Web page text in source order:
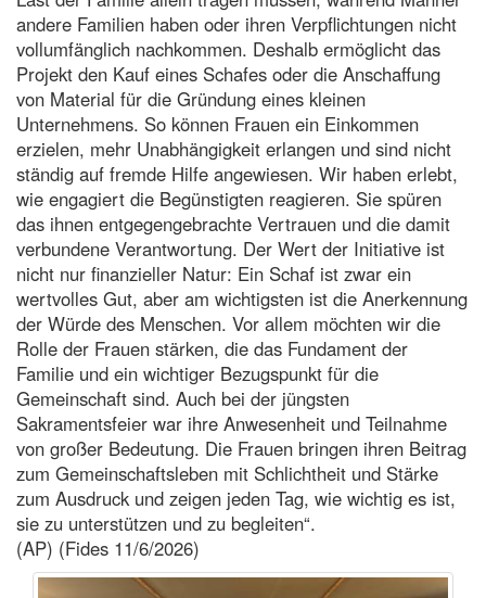
andere Familien haben oder ihren Verpflichtungen nicht
vollumfänglich nachkommen. Deshalb ermöglicht das
Projekt den Kauf eines Schafes oder die Anschaffung
von Material für die Gründung eines kleinen
Unternehmens. So können Frauen ein Einkommen
erzielen, mehr Unabhängigkeit erlangen und sind nicht
ständig auf fremde Hilfe angewiesen. Wir haben erlebt,
wie engagiert die Begünstigten reagieren. Sie spüren
das ihnen entgegengebrachte Vertrauen und die damit
verbundene Verantwortung. Der Wert der Initiative ist
nicht nur finanzieller Natur: Ein Schaf ist zwar ein
wertvolles Gut, aber am wichtigsten ist die Anerkennung
der Würde des Menschen. Vor allem möchten wir die
Rolle der Frauen stärken, die das Fundament der
Familie und ein wichtiger Bezugspunkt für die
Gemeinschaft sind. Auch bei der jüngsten
Sakramentsfeier war ihre Anwesenheit und Teilnahme
von großer Bedeutung. Die Frauen bringen ihren Beitrag
zum Gemeinschaftsleben mit Schlichtheit und Stärke
zum Ausdruck und zeigen jeden Tag, wie wichtig es ist,
sie zu unterstützen und zu begleiten“.
(AP) (Fides 11/6/2026)